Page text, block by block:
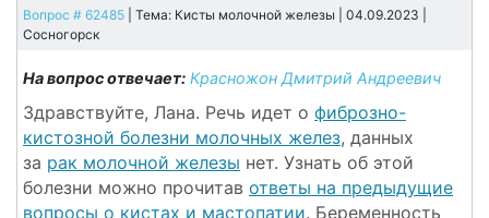
Вопрос # 62485 | Тема: Кисты молочной железы | 04.09.2023 |
Сосногорск
На вопрос отвечает: Красножон Дмитрий Андреевич
Здравствуйте, Лана. Речь идет о фиброзно-
кистозной болезни молочных желез, данных
за рак молочной железы нет. Узнать об этой
болезни можно прочитав ответы на предыдущие
вопросы о кистах и мастопатии. Беременность